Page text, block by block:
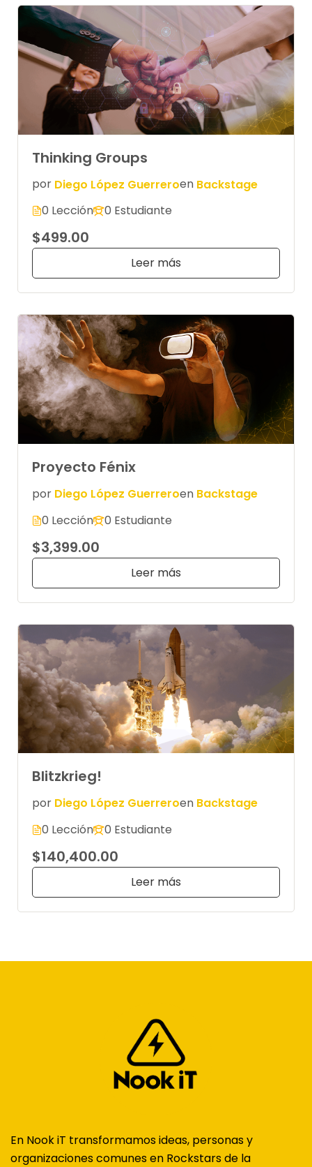
Thinking Groups
por Diego López Guerreroen Backstage
0 Lección
0 Estudiante
$499.00
Leer más
Proyecto Fénix
por Diego López Guerreroen Backstage
0 Lección
0 Estudiante
$3,399.00
Leer más
Blitzkrieg!
por Diego López Guerreroen Backstage
0 Lección
0 Estudiante
$140,400.00
Leer más
En Nook iT transformamos ideas, personas y
organizaciones comunes en Rockstars de la